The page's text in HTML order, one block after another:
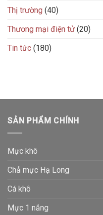
Thị trường (40)
Thương mại điện tử (20)
Tin tức (180)
SẢN PHẨM CHÍNH
Mực khô
Chả mực Hạ Long
Cá khô
Mực 1 nắng